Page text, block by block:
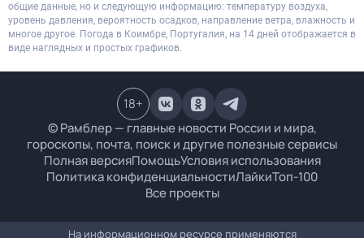
общие данные, но и следующую информацию: температуру воздуха,
уровень давления, вероятность осадков, направление ветра, влажность и
многое другое. Погода в Коимбре, Португалия, на 14 дней отображается в
виде наглядных и простых графиков.
© Рамблер — главные новости России и мира,
гороскопы, почта, поиск и другие полезные сервисы
Полная версияПомощьУсловия использования
Политика конфиденциальностиЛайкиТоп-100
Все проекты
18+
На информационном ресурсе применяются